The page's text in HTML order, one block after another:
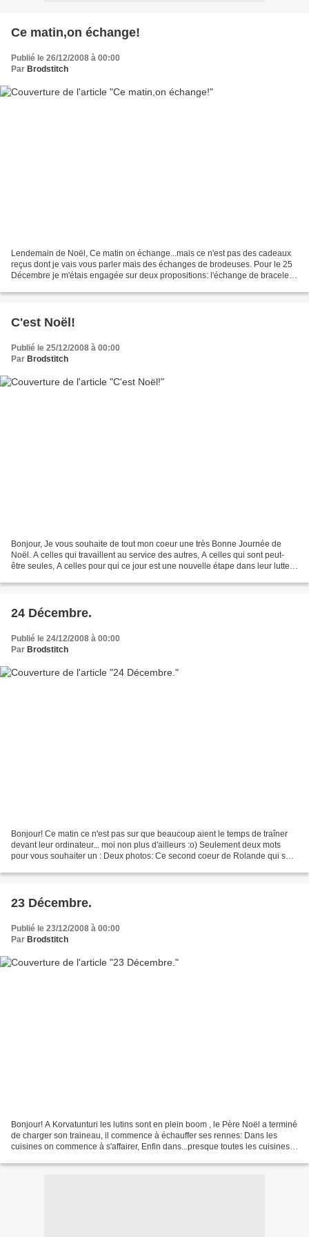
Ce matin,on échange!
Publié le 26/12/2008 à 00:00
Par Brodstitch
Lendemain de Noël, Ce matin on échange...mais ce n'est pas des cadeaux
reçus dont je vais vous parler mais des échanges de brodeuses. Pour le 25
Décembre je m'étais engagée sur deux propositions: l'échange de bracelets
C'est Noël!
Publié le 25/12/2008 à 00:00
Par Brodstitch
Bonjour, Je vous souhaite de tout mon coeur une très Bonne Journée de
Noël. A celles qui travaillent au service des autres, A celles qui sont peut-
être seules, A celles pour qui ce jour est une nouvelle étape dans leur lutte
24 Décembre.
Publié le 24/12/2008 à 00:00
Par Brodstitch
Bonjour! Ce matin ce n'est pas sur que beaucoup aient le temps de traîner
devant leur ordinateur... moi non plus d'ailleurs :o) Seulement deux mots
pour vous souhaiter un : Deux photos: Ce second coeur de Rolande qui sera
23 Décembre.
Publié le 23/12/2008 à 00:00
Par Brodstitch
Bonjour! A Korvatunturi les lutins sont en plein boom , le Père Noël a terminé
de charger son traineau, il commence à échauffer ses rennes: Dans les
cuisines on commence à s'affairer, Enfin dans...presque toutes les cuisines